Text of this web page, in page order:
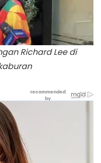
Richard Lee di